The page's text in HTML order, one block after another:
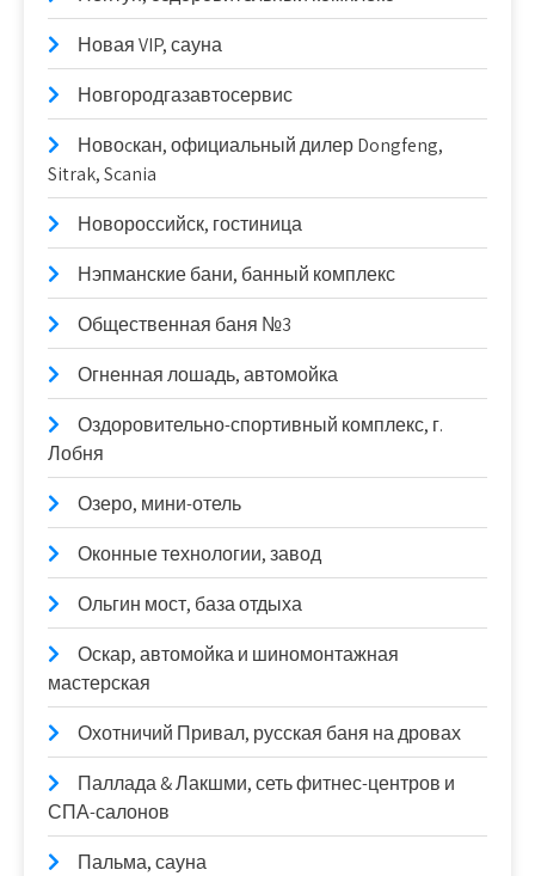
Новая VIP, сауна
Новгородгазавтосервис
Новоcкан, официальный дилер Dongfeng,
Sitrak, Scania
Новороссийск, гостиница
Нэпманские бани, банный комплекс
Общественная баня №3
Огненная лошадь, автомойка
Оздоровительно-спортивный комплекс, г.
Лобня
Озеро, мини-отель
Оконные технологии, завод
Ольгин мост, база отдыха
Оскар, автомойка и шиномонтажная
мастерская
Охотничий Привал, русская баня на дровах
Паллада & Лакшми, сеть фитнес-центров и
СПА-салонов
Пальма, сауна